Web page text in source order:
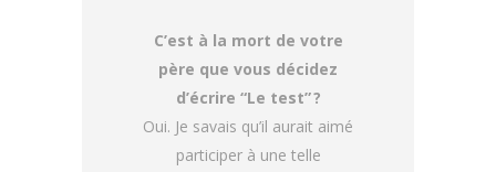
C’est à la mort de votre
père que vous décidez
d’écrire “Le test” ?
Oui. Je savais qu’il aurait aimé
participer à une telle